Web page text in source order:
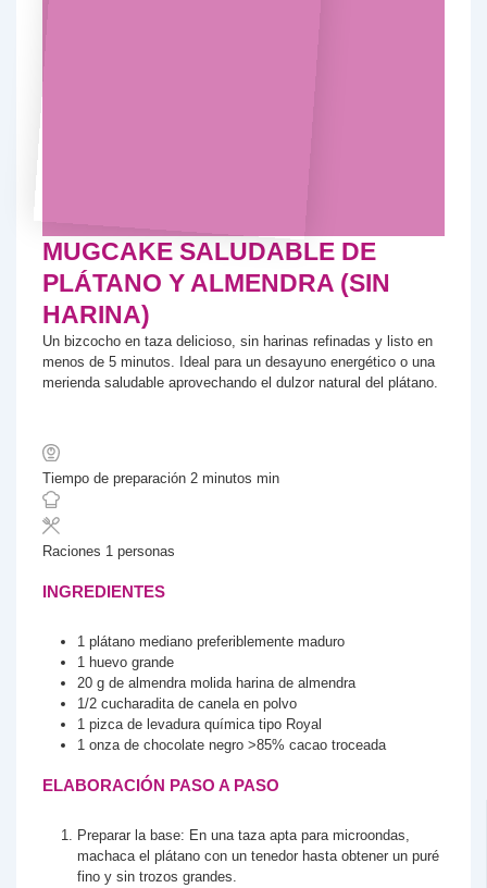
MUGCAKE SALUDABLE DE
PLÁTANO Y ALMENDRA (SIN
HARINA)
Un bizcocho en taza delicioso, sin harinas refinadas y listo en
menos de 5 minutos. Ideal para un desayuno energético o una
merienda saludable aprovechando el dulzor natural del plátano.
Tiempo de preparación 2minutos min
Raciones 1 personas
INGREDIENTES
1 plátano mediano preferiblemente maduro
1 huevo grande
20 g de almendra molida harina de almendra
1/2 cucharadita de canela en polvo
1 pizca de levadura química tipo Royal
1 onza de chocolate negro >85% cacao troceada
ELABORACIÓN PASO A PASO
Preparar la base: En una taza apta para microondas,
machaca el plátano con un tenedor hasta obtener un puré
fino y sin trozos grandes.